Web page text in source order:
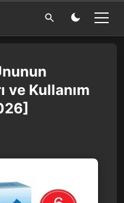
ve Kullanım